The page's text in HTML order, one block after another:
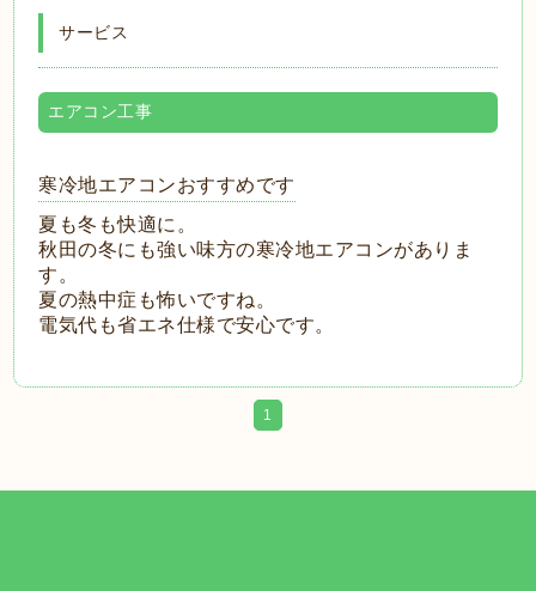
サービス
エアコン工事
寒冷地エアコンおすすめです
夏も冬も快適に。
秋田の冬にも強い味方の寒冷地エアコンがありま
す。
夏の熱中症も怖いですね。
電気代も省エネ仕様で安心です。
1